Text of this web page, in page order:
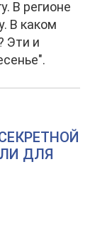
В регионе
В каком
Эти и
ДЛЯ